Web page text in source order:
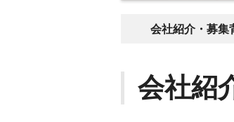
会社紹介・募集
会社紹